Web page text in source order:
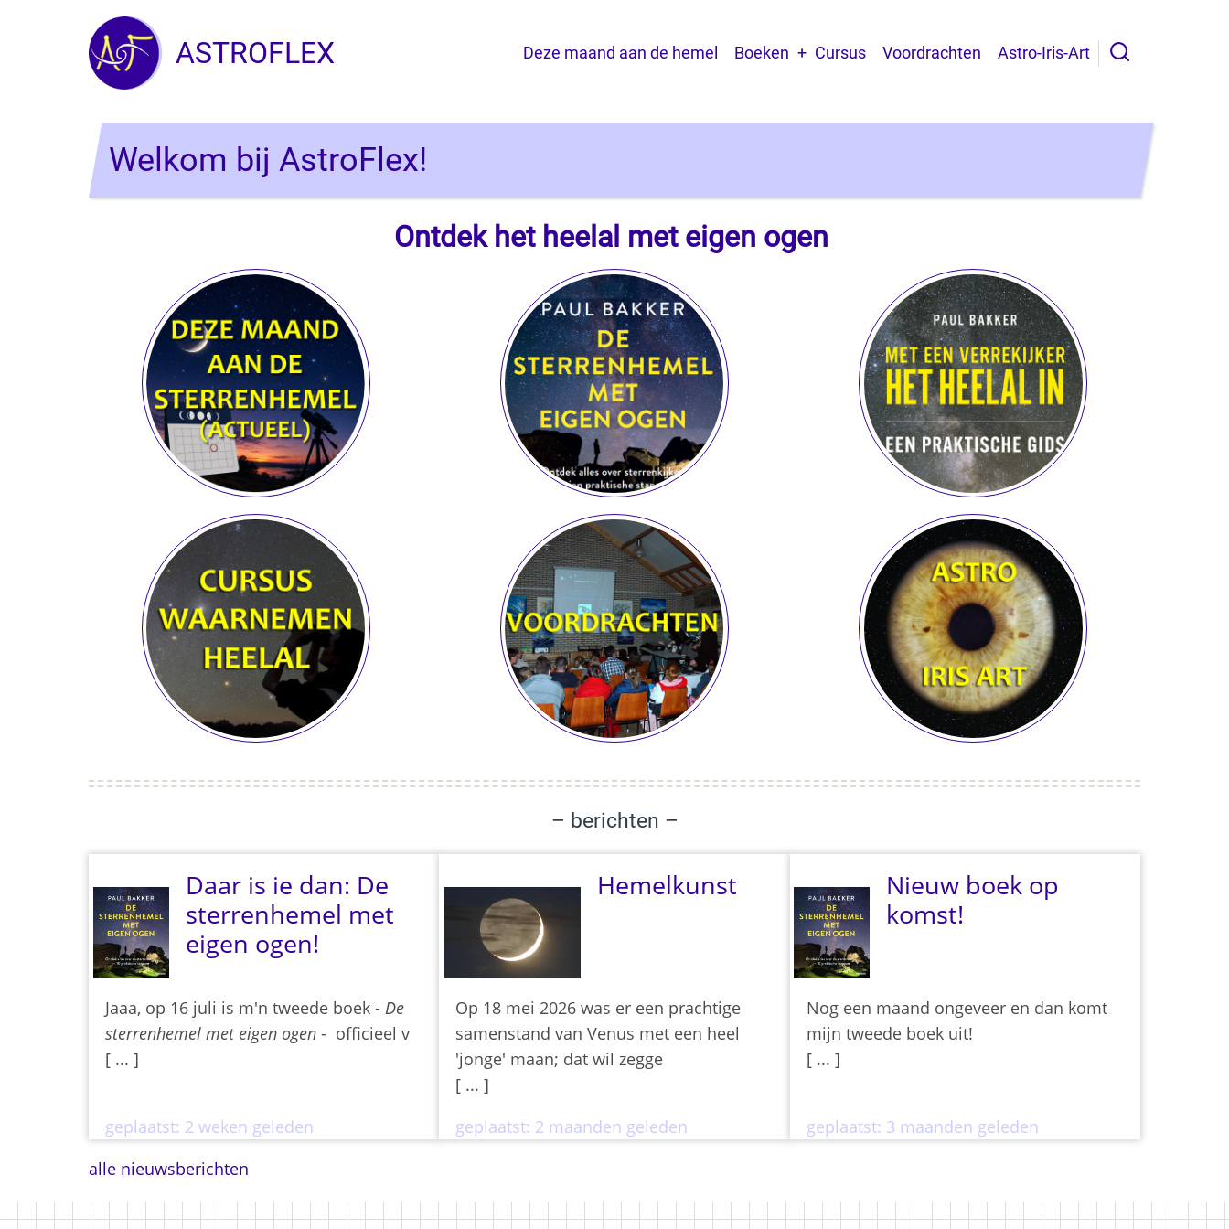
Overslaan en naar de inhoud gaan
ASTROFLEX Main navigation
Deze maand aan de hemel Boeken Cursus Voordrachten Astro-Iris-Art
Welkom bij AstroFlex!
Ontdek het heelal met eigen ogen
– berichten –
Daar is ie dan: De
sterrenhemel met
eigen ogen!
Jaaa, op 16 juli is m'n tweede boek - De
sterrenhemel met eigen ogen - officieel v
[ ... ]
geplaatst: 2 weken geleden
Hemelkunst
Op 18 mei 2026 was er een prachtige
samenstand van Venus met een heel
'jonge' maan; dat wil zegge
[ ... ]
geplaatst: 2 maanden geleden
Nieuw boek op
komst!
Nog een maand ongeveer en dan komt
mijn tweede boek uit!
[ ... ]
geplaatst: 3 maanden geleden
alle nieuwsberichten